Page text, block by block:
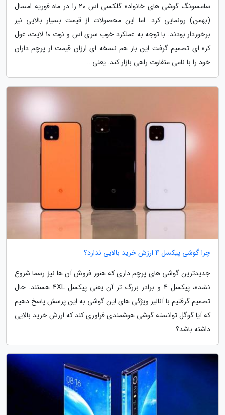
سامسونگ گوشی های خانواده گلکسی اس 20 را در ماه فوریه امسال
(بهمن) رونمایی کرد. اما این محصولات از قیمت بسیار بالایی نیز
برخوردار بودند. با توجه به عملکرد خوب سری اس و نوت 10 لایت، غول
کره ای تصمیم گرفت این بار هم نسخه ای ارزان قیمت ار پرچم داران
خود را با نامی متفاوت راهی بازار کند. یعنی...
چرا گوشی پیکسل 4 ارزش خرید بالایی ندارد؟
جدیدترین گوشی های پرچم داری که هنوز فروش آن ها نیز رسما شروع
نشده، پیکسل 4 و برادر بزرگ تر آن یعنی پیکسل 4XL هستند. حال
تصمیم گرفتیم با آنالیز ویژگی های این گوشی به این پرسش پاسخ دهیم
که آیا گوگل توانسته گوشی هوشمندی فراوری کند که ارزش خرید بالایی
داشته باشد؟